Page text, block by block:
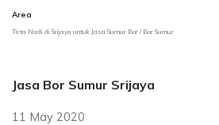
Area
Tirta Nadi di Srijaya untuk Jasa Sumur Bor / Bor Sumur
Jasa Bor Sumur Srijaya
11 May 2020